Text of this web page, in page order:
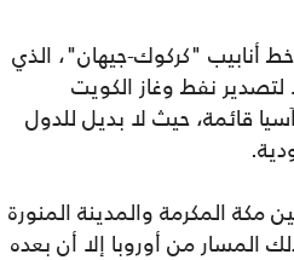
أنابيب "كركوك-جيهان"، الذي
لتصدير نفط وغاز الكويت
قائمة، حيث لا بديل للدول
مكة المكرمة والمدينة المنورة
المسار من أوروبا إلا أن بعده